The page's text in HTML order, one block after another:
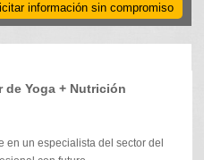
información sin compromiso
de Yoga + Nutrición
en un especialista del sector del